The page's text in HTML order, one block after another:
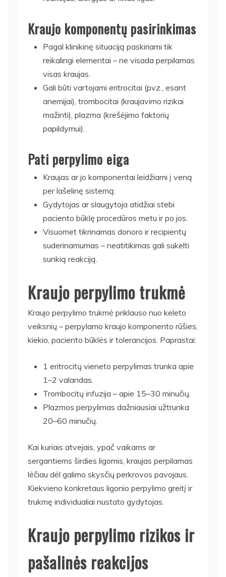
Kraujo komponentų pasirinkimas
Pagal klinikinę situaciją paskiriami tik
reikalingi elementai – ne visada perpilamas
visas kraujas.
Gali būti vartojami eritrocitai (pvz., esant
anemijai), trombocitai (kraujavimo rizikai
mažinti), plazma (krešėjimo faktorių
papildymui).
Pati perpylimo eiga
Kraujas ar jo komponentai leidžiami į veną
per lašelinę sistemą.
Gydytojas ar slaugytoja atidžiai stebi
paciento būklę procedūros metu ir po jos.
Visuomet tikrinamas donoro ir recipientų
suderinamumas – neatitikimas gali sukelti
sunkią reakciją.
Kraujo perpylimo trukmė
Kraujo perpylimo trukmė priklauso nuo keleto
veiksnių – perpylamo kraujo komponento rūšies,
kiekio, paciento būklės ir tolerancijos. Paprastai:
1 eritrocitų vieneto perpylimas trunka apie
1–2 valandas.
Trombocitų infuzija – apie 15–30 minučių.
Plazmos perpylimas dažniausiai užtrunka
20–60 minučių.
Kai kuriais atvejais, ypač vaikams ar
sergantiems širdies ligomis, kraujas perpilamas
lėčiau dėl galimo skysčių perkrovos pavojaus.
Kiekvieno konkretaus ligonio perpylimo greitį ir
trukmę individualiai nustato gydytojas.
Kraujo perpylimo rizikos ir
pašalinės reakcijos